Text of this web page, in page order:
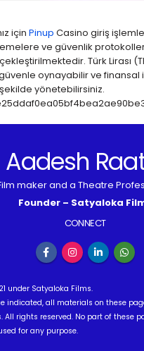
için Pinup Casino giriş
ve güvenlik
Türk Lirası
güvenle oynayabilir ve
yönetebilirsiniz.
Aadesh
maker and a Theatre
Founder – Satyaloka
CONNECT
under Satyaloka Films.
indicated, all materials on these
All rights reserved. No part of these
for any purpose.